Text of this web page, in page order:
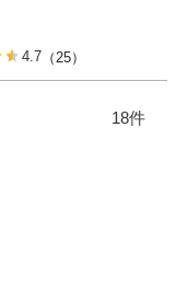
4.7 （25）
18